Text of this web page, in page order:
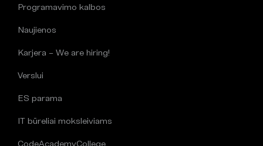
Programavimo kalbos
Naujienos
Karjera – We are hiring!
Verslui
ES parama
IT būreliai moksleiviams
CodeAcademyCollege